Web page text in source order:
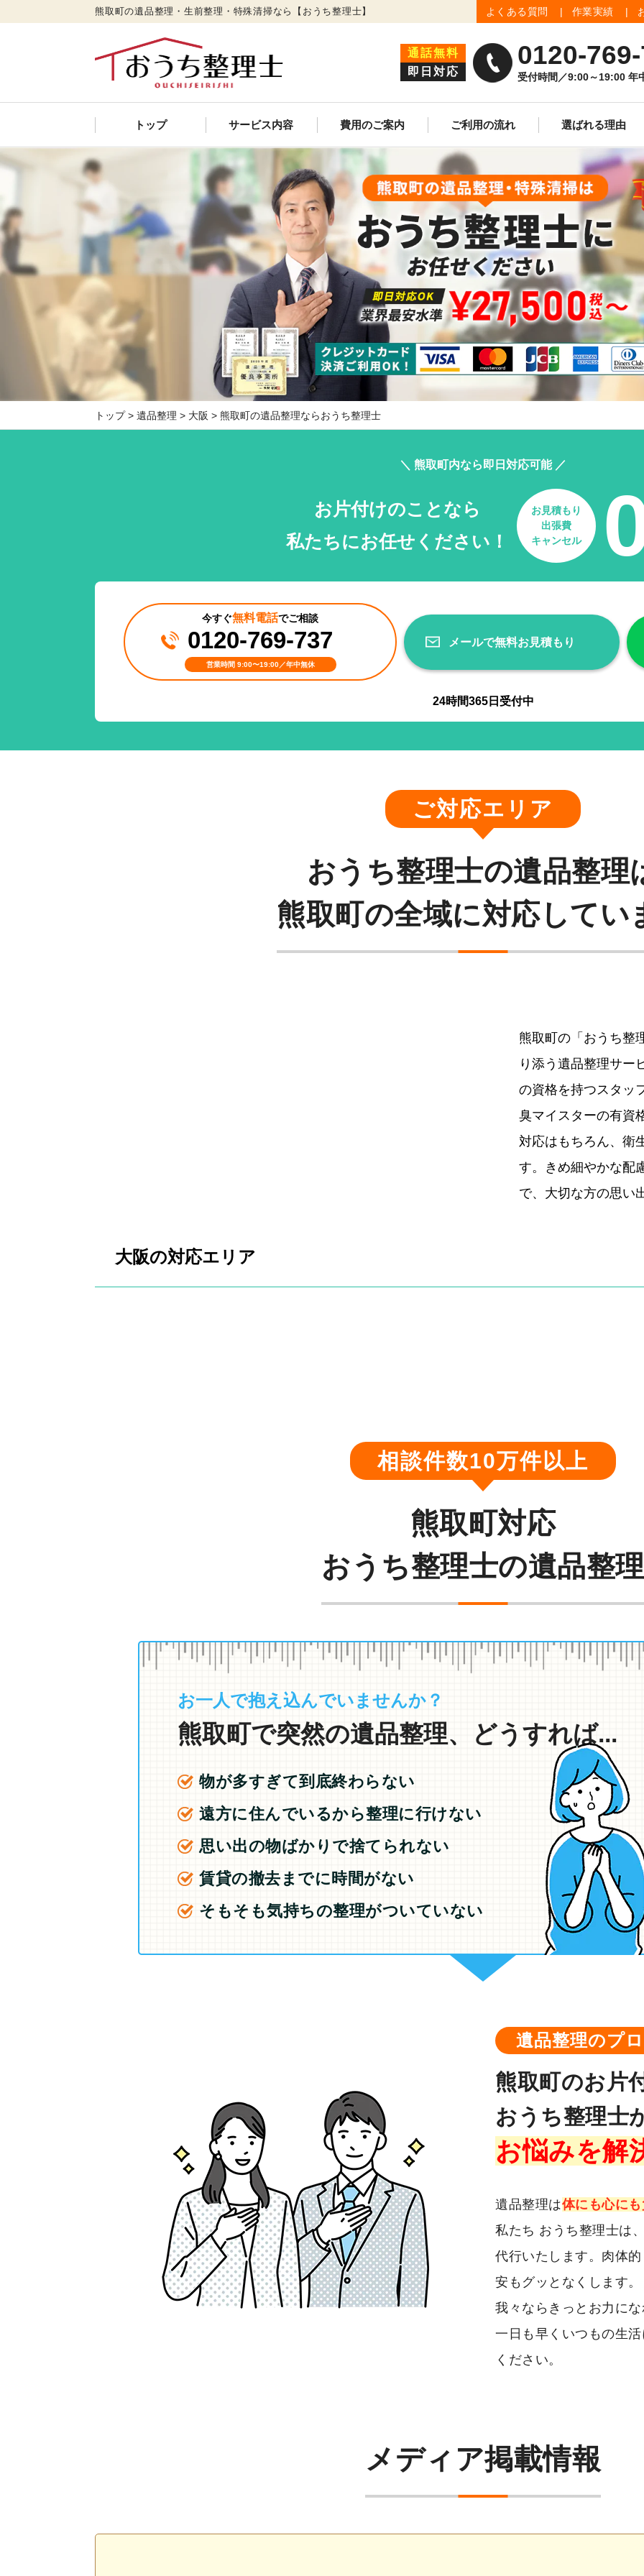
熊取町の遺品整理・生前整理・特殊清掃なら【おうち整理士】 よくある質問 作業実績
通話無料
即日対応
0120-
受付時間／9:00～19:00 年
トップ サービス内容
遺品整理 特殊清掃 生前整理 遺品買取査定 ゴミ屋敷清掃
費用のご案内 ご利用の流れ 選ばれる理由
トップ 遺品整理 大阪 熊取町の遺品整理ならおうち整理士
＼ 熊取町内なら即日対応可能 ／
お見積もり
出張費
キャンセル
お片付けのことなら
私たちにお任せください！
今すぐ無料電話でご相談
0120-769-737
営業時間 9:00〜19:00／年中無休
メールで無料お見積もり
24時間365日受付中
ご対応エリア
おうち整理士の遺品整理
熊取町の全域に対応してい
熊取町の「おうち整
り添う遺品整理サー
の資格を持つスタッ
臭マイスターの有資
対応はもちろん、衛
す。きめ細やかな配
で、大切な方の思い
大阪の対応エリア
相談件数10万件以上
熊取町対応
おうち整理士の遺品整理
お一人で抱え込んでいませんか？
熊取町で突然の遺品整理、どうすれば...
物が多すぎて到底終わらない
遠方に住んでいるから整理に行けない
思い出の物ばかりで捨てられない
賃貸の撤去までに時間がない
そもそも気持ちの整理がついていない
遺品整理のプロ
熊取町のお片
おうち整理士
お悩みを解
遺品整理は体にも心に
私たち おうち整理士は
代行いたします。肉体
安もグッとなくします
我々ならきっとお力に
一日も早くいつもの生
ください。
メディア掲載情報